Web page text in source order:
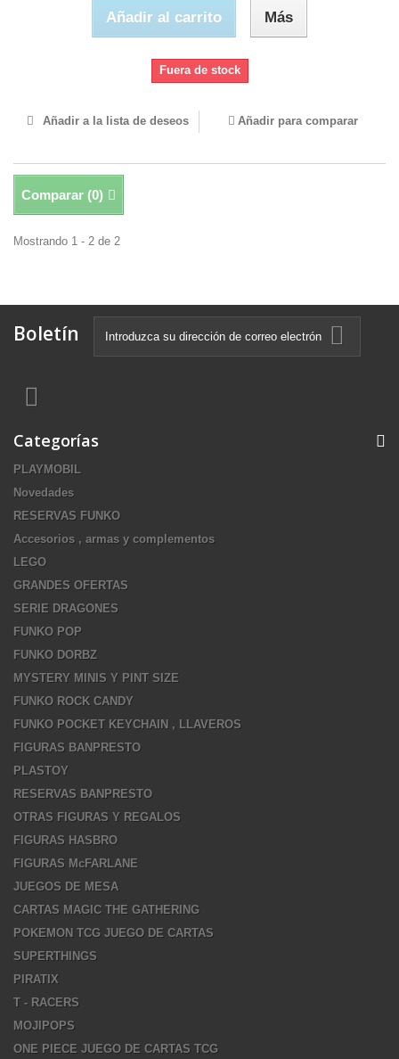
Añadir al carrito Más
Fuera de stock
Añadir a la lista de deseos Añadir para comparar
Comparar (0)
Mostrando 1 - 2 de 2
Boletín
Categorías
PLAYMOBIL
Novedades
RESERVAS FUNKO
Accesorios , armas y complementos
LEGO
GRANDES OFERTAS
SERIE DRAGONES
FUNKO POP
FUNKO DORBZ
MYSTERY MINIS Y PINT SIZE
FUNKO ROCK CANDY
FUNKO POCKET KEYCHAIN , LLAVEROS
FIGURAS BANPRESTO
PLASTOY
RESERVAS BANPRESTO
OTRAS FIGURAS Y REGALOS
FIGURAS HASBRO
FIGURAS McFARLANE
JUEGOS DE MESA
CARTAS MAGIC THE GATHERING
POKEMON TCG JUEGO DE CARTAS
SUPERTHINGS
PIRATIX
T - RACERS
MOJIPOPS
ONE PIECE JUEGO DE CARTAS TCG